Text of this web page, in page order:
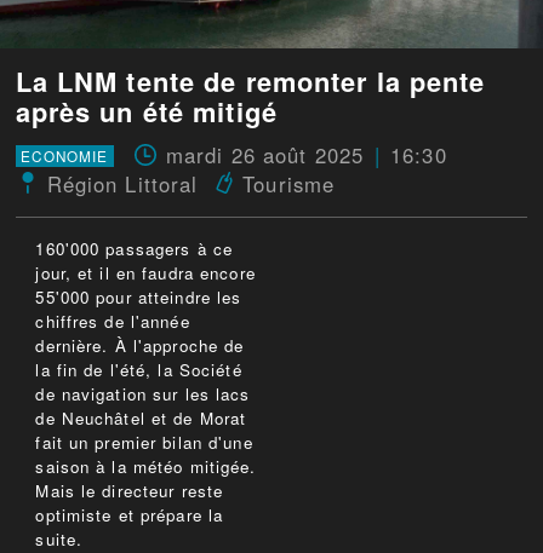
La LNM tente de remonter la pente
après un été mitigé
ECONOMIE mardi 26 août 2025
16:30
Région Littoral
Tourisme
160'000 passagers à ce
jour, et il en faudra encore
55'000 pour atteindre les
chiffres de l'année
dernière. À l'approche de
la fin de l'été, la Société
de navigation sur les lacs
de Neuchâtel et de Morat
fait un premier bilan d'une
saison à la météo mitigée.
Mais le directeur reste
optimiste et prépare la
suite.